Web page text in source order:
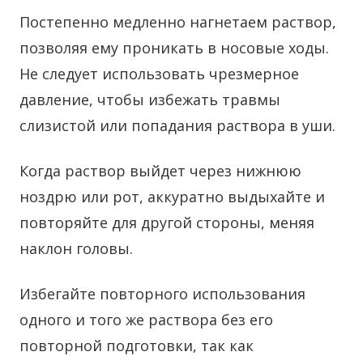
Постепенно медленно нагнетаем раствор,
позволяя ему проникать в носовые ходы.
Не следует использовать чрезмерное
давление, чтобы избежать травмы
слизистой или попадания раствора в уши.
Когда раствор выйдет через нижнюю
ноздрю или рот, аккуратно выдыхайте и
повторяйте для другой стороны, меняя
наклон головы.
Избегайте повторного использования
одного и того же раствора без его
повторной подготовки, так как